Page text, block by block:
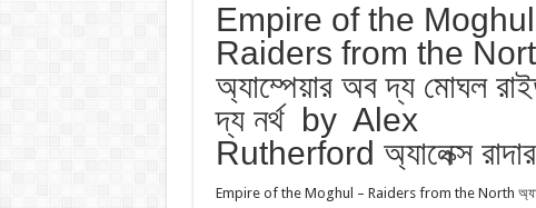
Empire of the
Raiders from the
অ্যাম্পেয়ার অব দ্য মোঘল
দ্য নর্থ by Alex
Rutherford অ্যালেক্স
Empire of the Moghul – Raiders from the North